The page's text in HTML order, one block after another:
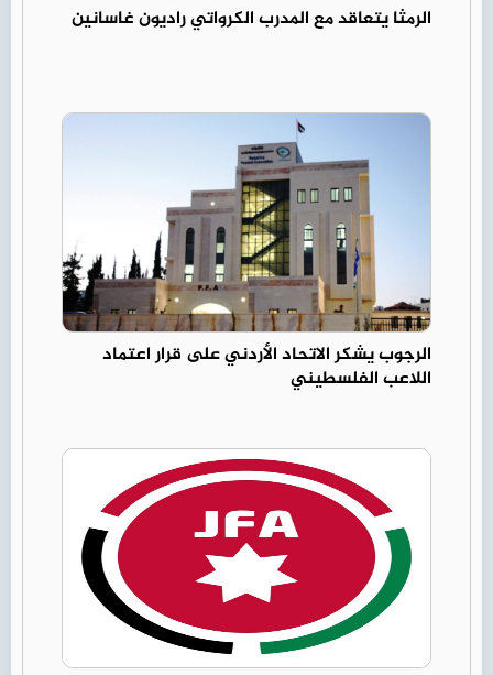
الرمثا يتعاقد مع المدرب الكرواتي راديون غاسانين
الرجوب يشكر الاتحاد الأردني على قرار اعتماد
اللاعب الفلسطيني